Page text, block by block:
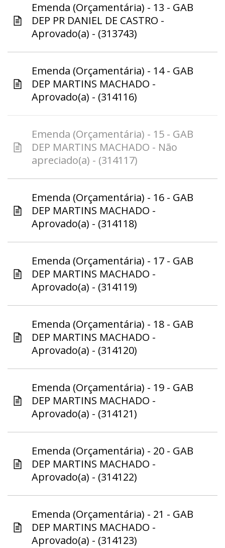
Emenda (Orçamentária) - 13 - GAB
DEP PR DANIEL DE CASTRO -
Aprovado(a) - (313743)
Emenda (Orçamentária) - 14 - GAB
DEP MARTINS MACHADO -
Aprovado(a) - (314116)
Emenda (Orçamentária) - 15 - GAB
DEP MARTINS MACHADO - Não
apreciado(a) - (314117)
Emenda (Orçamentária) - 16 - GAB
DEP MARTINS MACHADO -
Aprovado(a) - (314118)
Emenda (Orçamentária) - 17 - GAB
DEP MARTINS MACHADO -
Aprovado(a) - (314119)
Emenda (Orçamentária) - 18 - GAB
DEP MARTINS MACHADO -
Aprovado(a) - (314120)
Emenda (Orçamentária) - 19 - GAB
DEP MARTINS MACHADO -
Aprovado(a) - (314121)
Emenda (Orçamentária) - 20 - GAB
DEP MARTINS MACHADO -
Aprovado(a) - (314122)
Emenda (Orçamentária) - 21 - GAB
DEP MARTINS MACHADO -
Aprovado(a) - (314123)